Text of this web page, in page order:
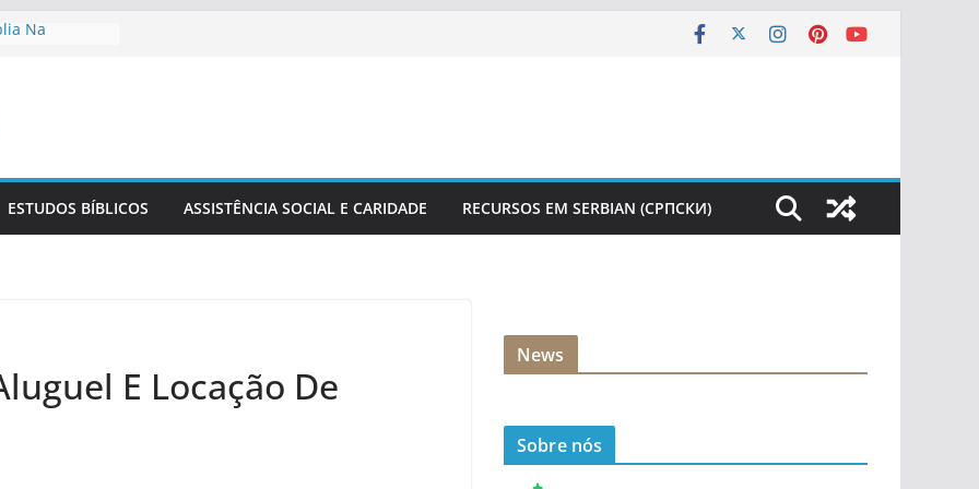
Na
Na
Bíblico
ESTUDOS BÍBLICOS ASSISTÊNCIA SOCIAL E CARIDADE RECURSOS EM SERBIAN (СРПСКИ)
E Locação De
News
Sobre nós